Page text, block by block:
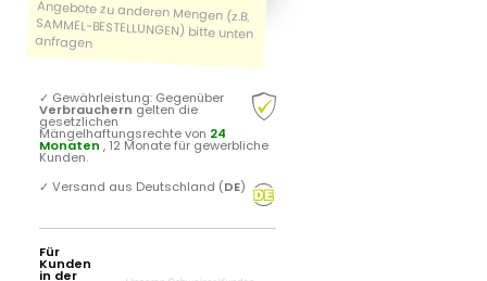
✓ Gewährleistung: Gegenüber
Verbrauchern gelten die
gesetzlichen
Mängelhaftungsrechte von 24
Monaten , 12 Monate für gewerbliche
Kunden.
✓ Versand aus Deutschland (DE)
Für
Kunden
in der